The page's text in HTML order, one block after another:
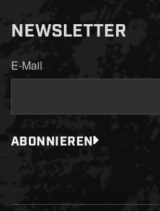
NEWSLETTER
E-Mail
ABONNIEREN